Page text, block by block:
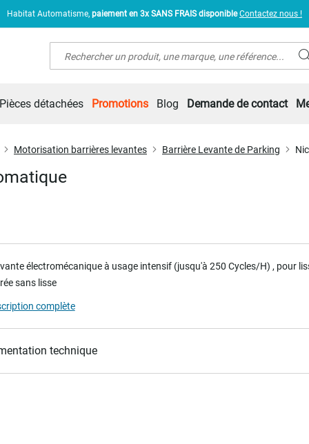
Habitat Automatisme, paiement en 3x SANS FRAIS disponible Contactez nous !
Pièces détachées Promotions Blog Demande de contact
Motorisation barrières levantes Barrière Levante de Parking
électromécanique à usage intensif (jusqu'à 250 Cycles/H) , pour
sans lisse
complète
technique